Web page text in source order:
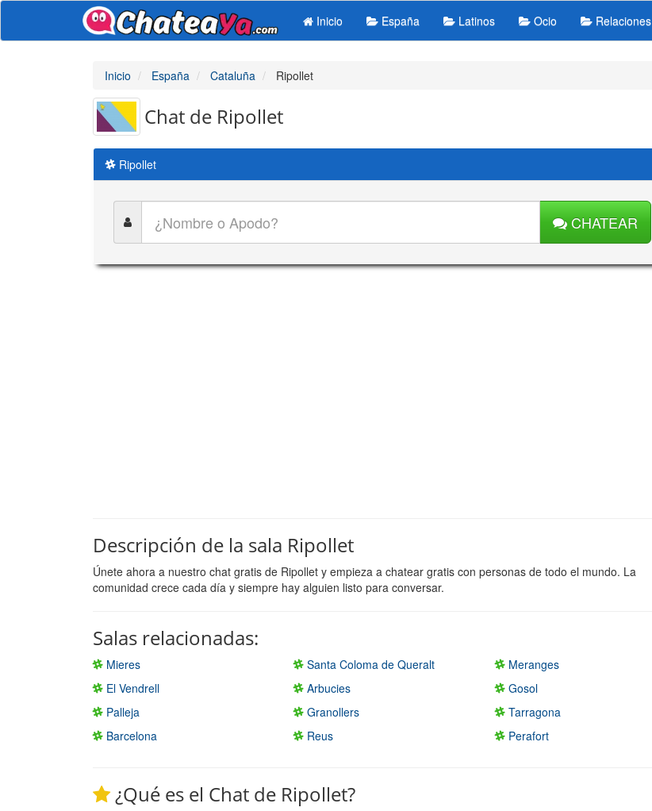
Inicio España Latinos Ocio Relaciones
Inicio España Cataluña Ripollet
Chat de Ripollet
Ripollet
CHATEAR
Descripción de la sala Ripollet
Únete ahora a nuestro chat gratis de Ripollet y empieza a chatear gratis con personas de todo el mundo. La
comunidad crece cada día y siempre hay alguien listo para conversar.
Salas relacionadas:
Mieres Santa Coloma de Queralt
Meranges
El Vendrell
Arbucies
Gosol
Palleja
Granollers
Tarragona
Barcelona
Reus Perafort
¿Qué es el Chat de Ripollet?